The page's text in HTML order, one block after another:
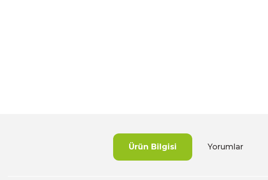
Ürün Bilgisi Yorumlar